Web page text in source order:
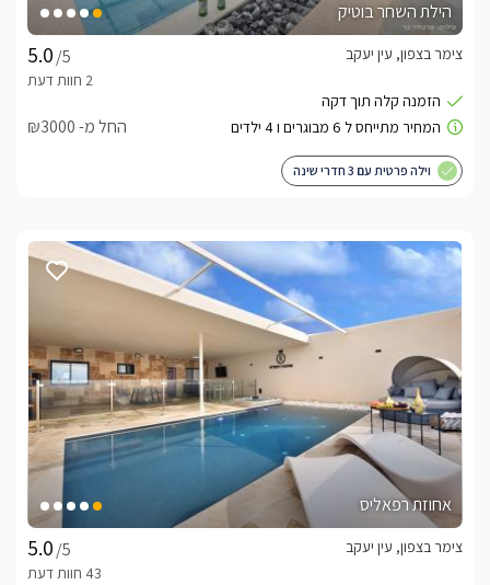
הילת השחר בוטיק
/5
צימר בצפון, עין יעקב
החל מ- ₪3000
וילה פרטית עם 3 חדרי שינה
אחוזת רפאליס
/5
צימר בצפון, עין יעקב